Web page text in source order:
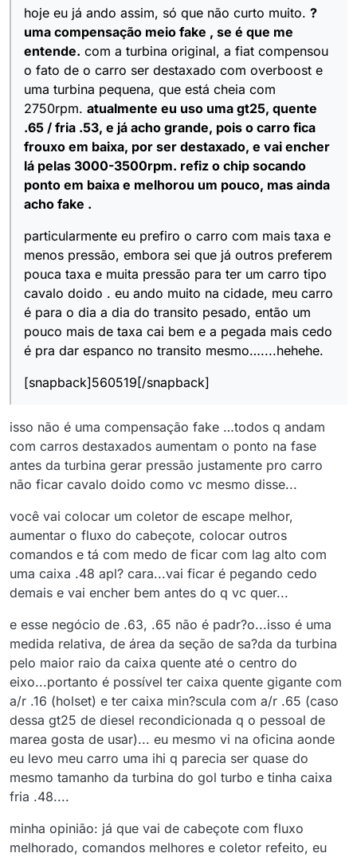
hoje eu já ando assim, só que não curto muito. ?
uma compensação meio fake , se é que me
entende. com a turbina original, a fiat compensou
o fato de o carro ser destaxado com overboost e
uma turbina pequena, que está cheia com
2750rpm. atualmente eu uso uma gt25, quente
.65 / fria .53, e já acho grande, pois o carro fica
frouxo em baixa, por ser destaxado, e vai encher
lá pelas 3000-3500rpm. refiz o chip socando
ponto em baixa e melhorou um pouco, mas ainda
acho fake .
particularmente eu prefiro o carro com mais taxa e
menos pressão, embora sei que já outros preferem
pouca taxa e muita pressão para ter um carro tipo
cavalo doido . eu ando muito na cidade, meu carro
é para o dia a dia do transito pesado, então um
pouco mais de taxa cai bem e a pegada mais cedo
é pra dar espanco no transito mesmo…....hehehe.
[snapback]560519[/snapback]
isso não é uma compensação fake …todos q andam
com carros destaxados aumentam o ponto na fase
antes da turbina gerar pressão justamente pro carro
não ficar cavalo doido como vc mesmo disse...
você vai colocar um coletor de escape melhor,
aumentar o fluxo do cabeçote, colocar outros
comandos e tá com medo de ficar com lag alto com
uma caixa .48 apl? cara...vai ficar é pegando cedo
demais e vai encher bem antes do q vc quer...
e esse negócio de .63, .65 não é padr?o...isso é uma
medida relativa, de área da seção de sa?da da turbina
pelo maior raio da caixa quente até o centro do
eixo...portanto é possível ter caixa quente gigante com
a/r .16 (holset) e ter caixa min?scula com a/r .65 (caso
dessa gt25 de diesel recondicionada q o pessoal de
marea gosta de usar)... eu mesmo vi na oficina aonde
eu levo meu carro uma ihi q parecia ser quase do
mesmo tamanho da turbina do gol turbo e tinha caixa
fria .48....
minha opinião: já que vai de cabeçote com fluxo
melhorado, comandos melhores e coletor refeito, eu